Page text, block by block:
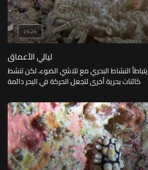
25:26
ليالي الأعماق
يتباطأ النشاط البحري مع تلاشي الضوء، لكن تنشط
كائنات بحرية أخرى لتجعل الحركة في البحر دائمة